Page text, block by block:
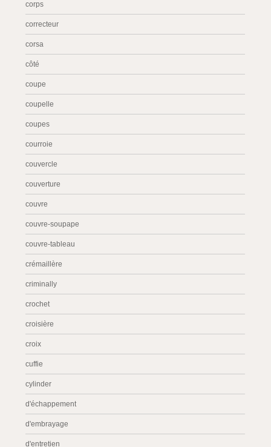
corps
correcteur
corsa
côté
coupe
coupelle
coupes
courroie
couvercle
couverture
couvre
couvre-soupape
couvre-tableau
crémaillère
criminally
crochet
croisière
croix
cuffie
cylinder
d'échappement
d'embrayage
d'entretien